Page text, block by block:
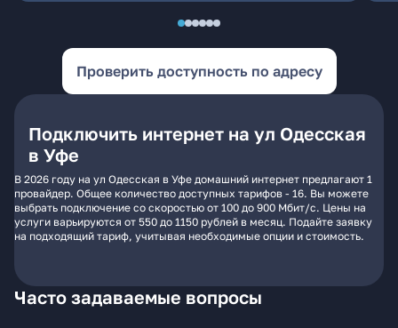
Проверить доступность по адресу
Подключить интернет на ул Одесская
в Уфе
В 2026 году на ул Одесская в Уфе домашний интернет предлагают 1
провайдер. Общее количество доступных тарифов - 16. Вы можете
выбрать подключение со скоростью от 100 до 900 Мбит/с. Цены на
услуги варьируются от 550 до 1150 рублей в месяц. Подайте заявку
на подходящий тариф, учитывая необходимые опции и стоимость.
Часто задаваемые вопросы